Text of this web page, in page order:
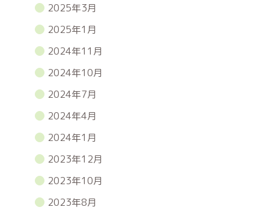
2025年3月
2025年1月
2024年11月
2024年10月
2024年7月
2024年4月
2024年1月
2023年12月
2023年10月
2023年8月